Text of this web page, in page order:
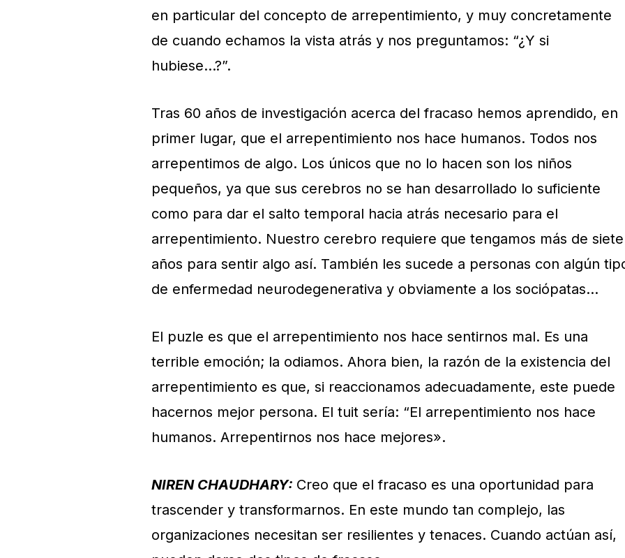
en particular del concepto de arrepentimiento, y muy concretamente
de cuando echamos la vista atrás y nos preguntamos: “¿Y si
hubiese…?”.
Tras 60 años de investigación acerca del fracaso hemos aprendido, en
primer lugar, que el arrepentimiento nos hace humanos. Todos nos
arrepentimos de algo. Los únicos que no lo hacen son los niños
pequeños, ya que sus cerebros no se han desarrollado lo suficiente
como para dar el salto temporal hacia atrás necesario para el
arrepentimiento. Nuestro cerebro requiere que tengamos más de siete
años para sentir algo así. También les sucede a personas con algún
de enfermedad neurodegenerativa y obviamente a los sociópatas…
El puzle es que el arrepentimiento nos hace sentirnos mal. Es una
terrible emoción; la odiamos. Ahora bien, la razón de la existencia del
arrepentimiento es que, si reaccionamos adecuadamente, este puede
hacernos mejor persona. El tuit sería: “El arrepentimiento nos hace
humanos. Arrepentirnos nos hace mejores».
NIREN CHAUDHARY: Creo que el fracaso es una oportunidad para
trascender y transformarnos. En este mundo tan complejo, las
organizaciones necesitan ser resilientes y tenaces. Cuando actúan así,